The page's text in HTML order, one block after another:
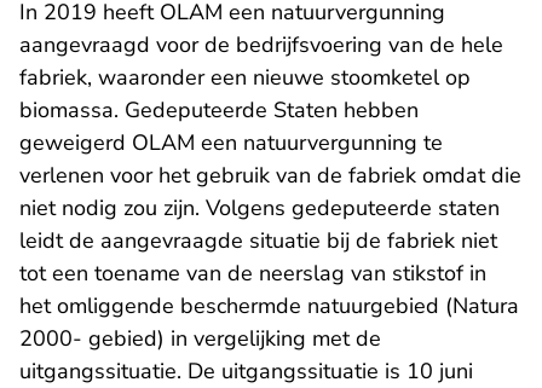
In 2019 heeft OLAM een natuurvergunning
aangevraagd voor de bedrijfsvoering van de hele
fabriek, waaronder een nieuwe stoomketel op
biomassa. Gedeputeerde Staten hebben
geweigerd OLAM een natuurvergunning te
verlenen voor het gebruik van de fabriek omdat die
niet nodig zou zijn. Volgens gedeputeerde staten
leidt de aangevraagde situatie bij de fabriek niet
tot een toename van de neerslag van stikstof in
het omliggende beschermde natuurgebied (Natura
2000- gebied) in vergelijking met de
uitgangssituatie. De uitgangssituatie is 10 juni